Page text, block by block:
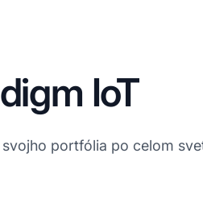
IoT
portfólia po celom